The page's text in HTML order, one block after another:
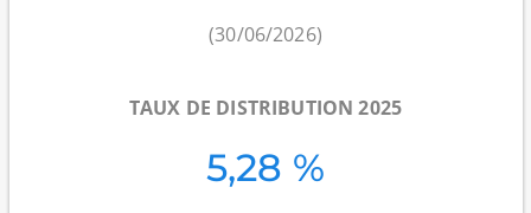
(30/06/2026)
TAUX DE DISTRIBUTION 2025
5,28 %